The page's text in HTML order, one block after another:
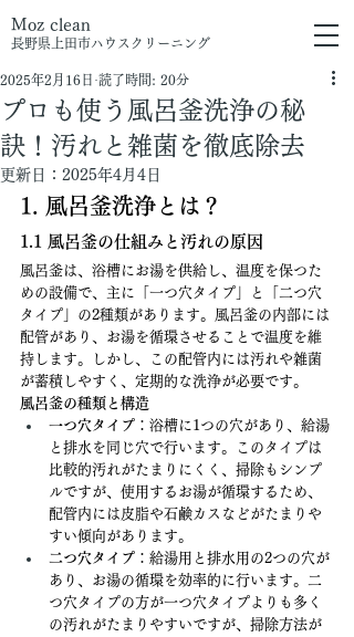
長野県上田市ハウスクリーニング
Moz clean
プロも使う風呂釜洗浄の秘
訣！汚れと雑菌を徹底除去
2025年2月16日 読了時間: 20分
更新日： 2025年4月4日
1. 風呂釜洗浄とは？
1.1 風呂釜の仕組みと汚れの原因
風呂釜は、浴槽にお湯を供給し、温度を保つた
めの設備で、主に「一つ穴タイプ」と「二つ穴
タイプ」の2種類があります。風呂釜の内部には
配管があり、お湯を循環させることで温度を維
持します。しかし、この配管内には汚れや雑菌
が蓄積しやすく、定期的な洗浄が必要です。
風呂釜の種類と構造
一つ穴タイプ ：浴槽に1つの穴があり、給湯
と排水を同じ穴で行います。このタイプは
比較的汚れがたまりにくく、掃除もシンプ
ルですが、使用するお湯が循環するため、
配管内には皮脂や石鹸カスなどがたまりや
すい傾向があります。
二つ穴タイプ ：給湯用と排水用の2つの穴が
あり、お湯の循環を効率的に行います。二
つ穴タイプの方が一つ穴タイプよりも多く
の汚れがたまりやすいですが、掃除方法が